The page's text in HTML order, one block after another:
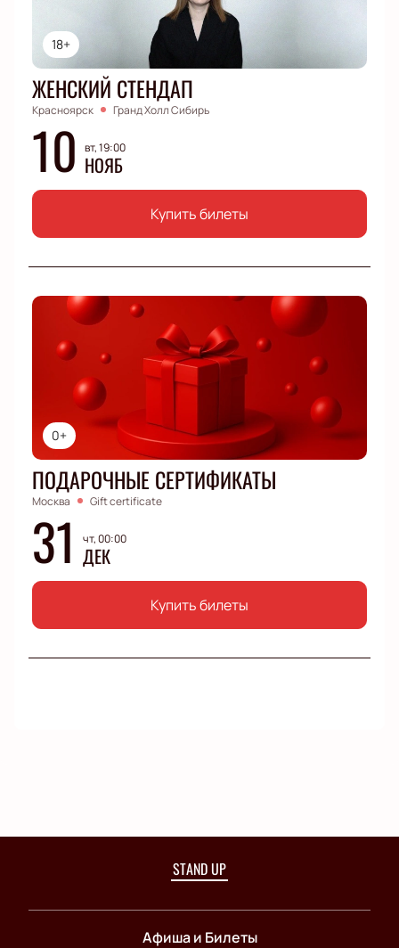
18+
ЖЕНСКИЙ СТЕНДАП
Красноярск Гранд Холл Сибирь
10 вт, 19:00
НОЯБ
Купить билеты
0+
ПОДАРОЧНЫЕ СЕРТИФИКАТЫ
Москва Gift certificate
31 чт, 00:00
ДЕК
Купить билеты
STAND UP
Афиша и Билеты